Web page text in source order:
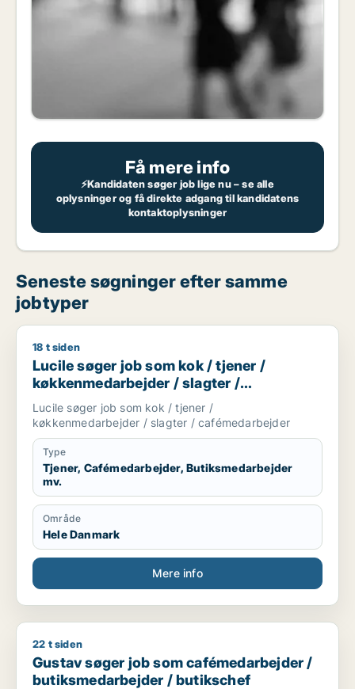
Få mere info
⚡Kandidaten søger job lige nu – se alle
oplysninger og få direkte adgang til kandidatens
kontaktoplysninger
Seneste søgninger efter samme
jobtyper
Lucile søger job som kok / tjener / køkkenmedarbejder /
18 t siden
Lucile søger job som kok / tjener /
køkkenmedarbejder / slagter /
cafémedarbejder
Lucile søger job som kok / tjener /
køkkenmedarbejder / slagter / cafémedarbejder
Type
Tjener, Cafémedarbejder, Butiksmedarbejder
mv.
Område
Hele Danmark
Mere info
Gustav søger job som cafémedarbejder /
22 t siden
Gustav søger job som cafémedarbejder /
butiksmedarbejder / butikschef